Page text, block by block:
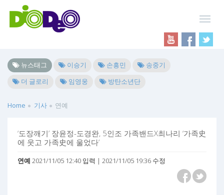
뉴스태그 이승기 손흥민
송중기
더 글로리
임영웅 방탄소년단
Home 기사 연예
‘도장깨기’ 장윤정-도경완, 5인조 가족밴드X최나리 ‘가족史
에 웃고 가족史에 울었다’
연예 2021/11/05 12:40 입력 | 2021/11/05 19:36 수정